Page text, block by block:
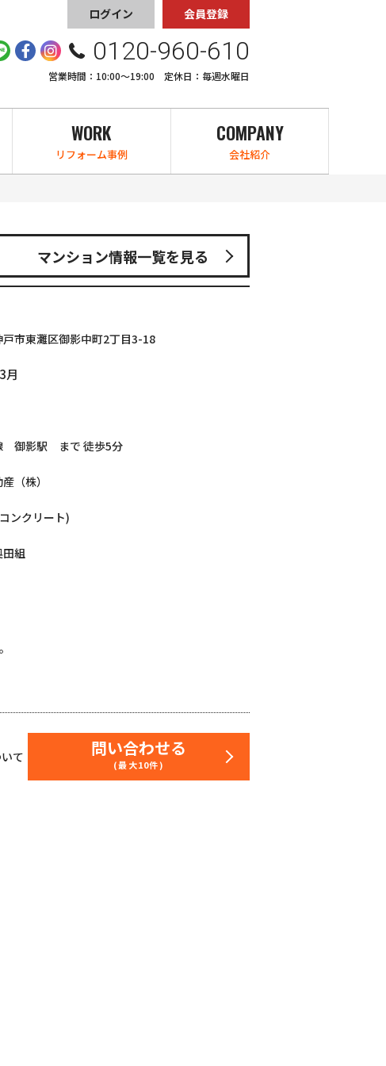
ログイン 会員登録
0120-960-610
営業時間：10:00〜19:00 定休日：毎週水曜日
WORK
リフォーム事例
COMPANY
会社紹介
マンション情報一覧を見る
戸市東灘区御影中町2丁目3-18
月
御影駅 まで 徒歩5分
（株）
ンクリート)
田組
て 問い合わせる
(最大10件)